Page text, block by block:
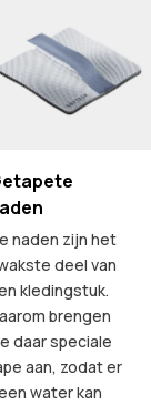
naden zijn het
deel van
kledingstuk.
brengen
daar speciale
aan, zodat er
water kan